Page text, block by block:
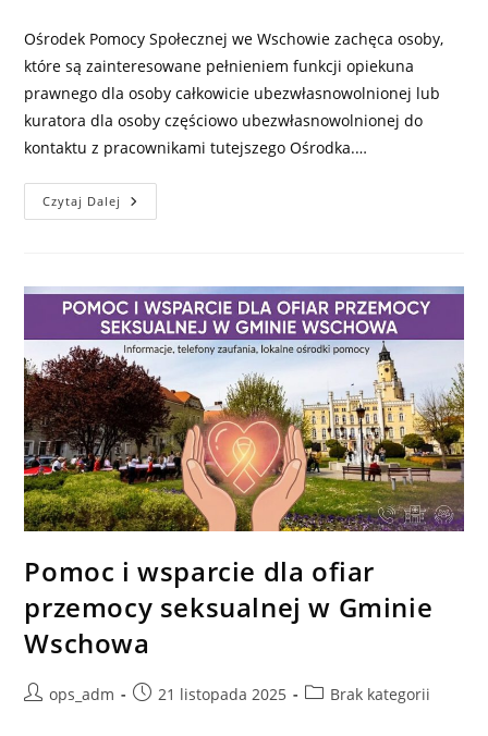
Ośrodek Pomocy Społecznej we Wschowie zachęca osoby,
które są zainteresowane pełnieniem funkcji opiekuna
prawnego dla osoby całkowicie ubezwłasnowolnionej lub
kuratora dla osoby częściowo ubezwłasnowolnionej do
kontaktu z pracownikami tutejszego Ośrodka.…
Czytaj Dalej Zostań
Opiekunem
Pomoc i wsparcie dla ofiar
przemocy seksualnej w Gminie
Wschowa
Postops_adm
Post21 listopada 2025
PostBrak kategorii